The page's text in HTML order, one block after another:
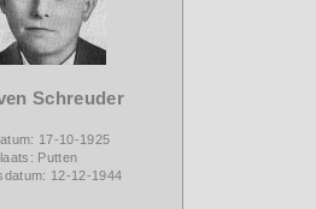
Schreuder
17-10-1925
Putten
12-12-1944